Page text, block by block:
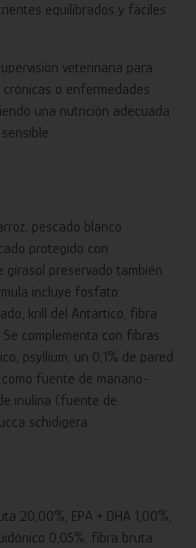
equilibrados y fáciles
veterinaria para
o enfermedades
una nutrición adecuada
pescado blanco
protegido con
preservado también
incluye fosfato
krill del Antártico, fibra
complementa con fibras
psyllium, un 0,1% de pared
fuente de manano-
inulina (fuente de
schidigera.
20,00%, EPA + DHA 1,00%,
0,05%, fibra bruta